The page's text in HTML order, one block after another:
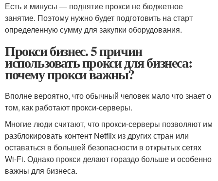
Есть и минусы — поднятие прокси не бюджетное
занятие. Поэтому нужно будет подготовить на старт
определенную сумму для закупки оборудования.
Прокси бизнес. 5 причин
использовать прокси для бизнеса:
почему прокси важны?
Вполне вероятно, что обычный человек мало что знает о
том, как работают прокси-серверы.
Многие люди считают, что прокси-серверы позволяют им
разблокировать контент Netflix из других стран или
оставаться в большей безопасности в открытых сетях
Wi-Fi. Однако прокси делают гораздо больше и особенно
важны для бизнеса.